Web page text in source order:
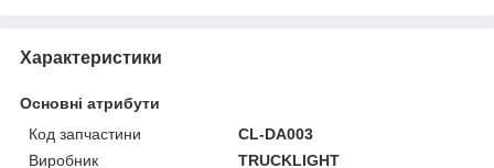
Характеристики
Основні атрибути
Код запчастини
CL-DA003
Виробник
TRUCKLIGHT